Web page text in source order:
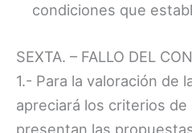
condiciones que
SEXTA. – FALLO DEL
1.- Para la valoración de
apreciará los criterios de
presentan las